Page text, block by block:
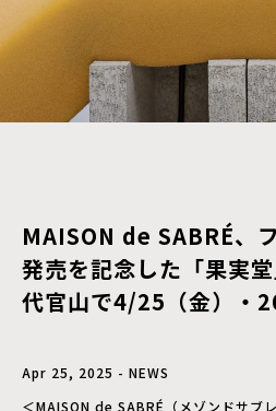
MAISON de SABRÉ、
発売を記念した「果実
代官山で4/25（金）・
Apr 25, 2025 - NEWS
＜MAISON de SABRÉ（メゾンドサブ